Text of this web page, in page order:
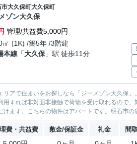
市大久保町大久保町
ゾン大久保
管理/共益費5,000円
㎡ (1K) /築5年 /3階建
本線 「大久保 」駅 徒歩11分
アで住まいをお探しなら「ジーメゾン大久保
用すれば非対面非接触で荷物を受け取れるので
けます。こちらの物件はアパートです。明石市
費・共益費 敷金/保証金 礼金 間